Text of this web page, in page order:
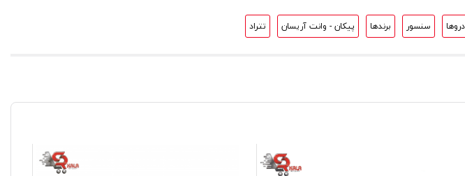
سنسور برندها پیکان - وانت آریسان تتراد